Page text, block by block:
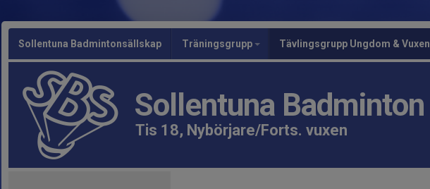
Sollentuna Badmintonsällskap Träningsgrupp Tävlingsgrupp Ungdom & Vuxen
Sollentuna Badminton
Tis 18, Nybörjare/Forts. vuxen